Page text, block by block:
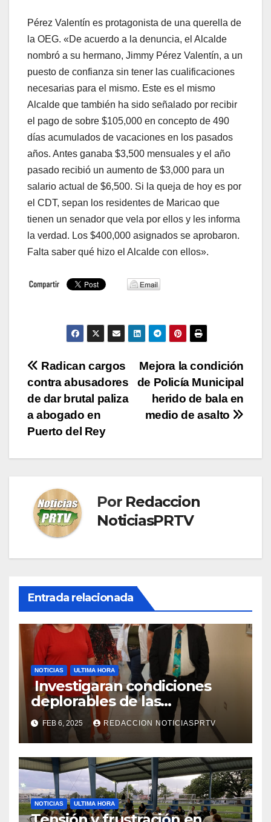
Pérez Valentín es protagonista de una querella de
la OEG. «De acuerdo a la denuncia, el Alcalde
nombró a su hermano, Jimmy Pérez Valentín, a un
puesto de confianza sin tener las cualificaciones
necesarias para el mismo. Este es el mismo
Alcalde que también ha sido señalado por recibir
el pago de sobre $105,000 en concepto de 490
días acumulados de vacaciones en los pasados
años. Antes ganaba $3,500 mensuales y el año
pasado recibió un aumento de $3,000 para un
salario actual de $6,500. Si la queja de hoy es por
el CDT, sepan los residentes de Maricao que
tienen un senador que vela por ellos y les informa
la verdad. Los $400,000 asignados se aprobaron.
Falta saber qué hizo el Alcalde con ellos».
Navegación
de
entradas
Mejora la condición
de Policía Municipal
herido de bala en
medio de asalto
Radican cargos
contra abusadores
de dar brutal paliza
a abogado en
Puerto del Rey
Por Redaccion
NoticiasPRTV
Entrada relacionada
NOTICIAS ULTIMA HORA
Investigaran condiciones
deplorables de las
facilidades el Departamento
de la Salud en Mayagüez
FEB 6, 2025 REDACCION NOTICIASPRTV
NOTICIAS ULTIMA HORA